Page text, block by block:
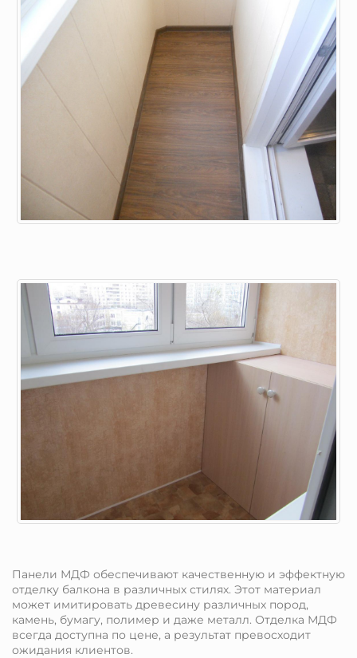
Панели МДФ обеспечивают качественную и эффектную
отделку балкона в различных стилях. Этот материал
может имитировать древесину различных пород,
камень, бумагу, полимер и даже металл. Отделка МДФ
всегда доступна по цене, а результат превосходит
ожидания клиентов.